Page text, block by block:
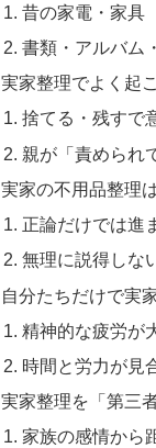
昔の家電・家具
書類・アルバム
実家整理でよく起
捨てる・残すで
親が「責められ
実家の不用品整理
正論だけでは進
無理に説得しな
自分たちだけで実
精神的な疲労が
時間と労力が見
実家整理を「第三
家族の感情から